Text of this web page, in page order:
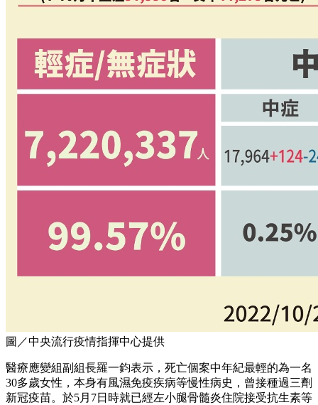
圖／中央流行疫情指揮中心提供
醫療應變組副組長羅一鈞表示，死亡個案中年紀最輕的為一名
30多歲女性，本身有風濕免疫疾病等慢性病史，曾接種過三劑
新冠疫苗。於5月7日時就已經左小腿骨髓炎住院接受抗生素等